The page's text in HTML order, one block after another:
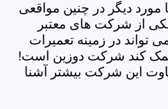
دیگر در چنین مواقعی
از شرکت های معتبر
تواند در زمینه تعمیرات
کند شرکت دوزین است!
این شرکت بیشتر آشنا